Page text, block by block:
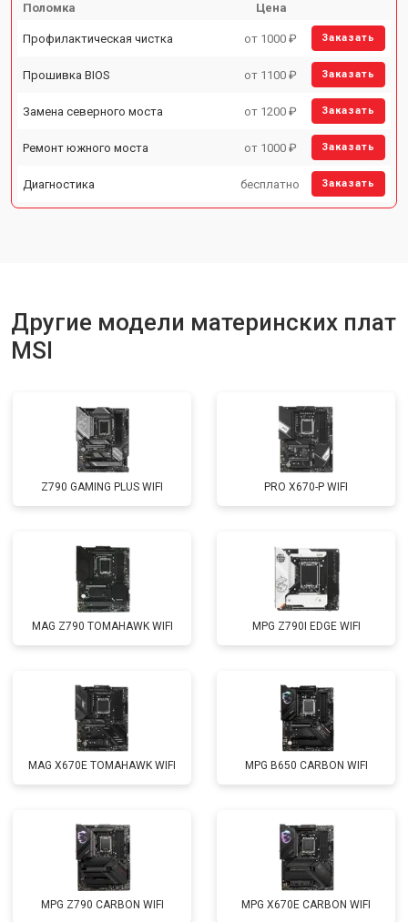
Поломка Цена
Профилактическая чистка от 1000 ₽ Заказать
Прошивка BIOS от 1100 ₽ Заказать
Замена северного моста от 1200 ₽ Заказать
Ремонт южного моста от 1000 ₽ Заказать
Диагностика бесплатно Заказать
Другие модели материнских плат
MSI
Z790 GAMING PLUS WIFI PRO X670-P WIFI
MAG Z790 TOMAHAWK WIFI MPG Z790I EDGE WIFI
MAG X670E TOMAHAWK WIFI MPG B650 CARBON WIFI
MPG Z790 CARBON WIFI MPG X670E CARBON WIFI